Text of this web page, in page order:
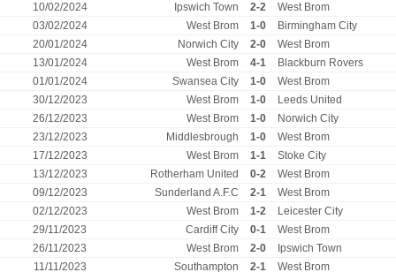
10/02/2024
Ipswich Town 2-2
West Brom
03/02/2024
West Brom 1-0
Birmingham City
20/01/2024
Norwich City 2-0
West Brom
13/01/2024
West Brom 4-1
Blackburn Rovers
01/01/2024
Swansea City 1-0
West Brom
30/12/2023
West Brom 1-0
Leeds United
26/12/2023
West Brom 1-0
Norwich City
23/12/2023
Middlesbrough 1-0
West Brom
17/12/2023
West Brom 1-1
Stoke City
13/12/2023
Rotherham United 0-2
West Brom
09/12/2023
Sunderland A.F.C 2-1
West Brom
02/12/2023
West Brom 1-2
Leicester City
29/11/2023
Cardiff City 0-1
West Brom
26/11/2023
West Brom 2-0
Ipswich Town
11/11/2023
Southampton 2-1
West Brom